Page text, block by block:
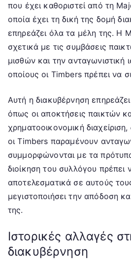
που έχει καθοριστεί από τη
οποία έχει τη δική της δομή
επηρεάζει όλα τα μέλη της. Η
σχετικά με τις συμβάσεις
μισθών και την ανταγωνιστική
οποίους οι Timbers πρέπει να
Αυτή η διακυβέρνηση
όπως οι αποκτήσεις παικτών
χρηματοοικονομική
οι Timbers παραμένουν
συμμορφώνονται με τα
διοίκηση του συλλόγου πρέπει
αποτελεσματικά σε αυτούς
μεγιστοποιήσει την απόδοση
της.
Ιστορικές αλλαγές
διακυβέρνηση